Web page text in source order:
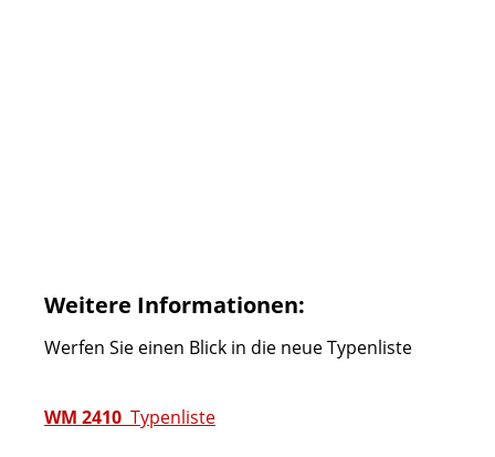
Weitere Informationen:
Werfen Sie einen Blick in die neue Typenliste
WM 2410 Typenliste